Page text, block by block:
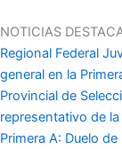
al
contenido
NOTICIAS
Regional Federal
general en la
Provincial de
representativo de
Primera A: Duelo